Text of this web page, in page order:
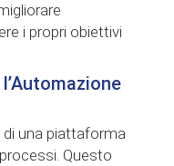
i propri obiettivi
di una piattaforma
Questo